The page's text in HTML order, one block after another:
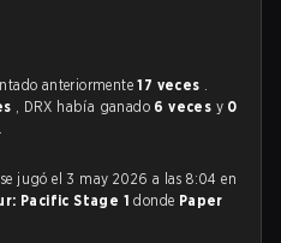
anteriormente17 veces .
, DRX había ganado 6 veces y 0
se jugó el 3 may 2026 a las 8:04 en
Pacific Stage 1donde Paper